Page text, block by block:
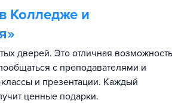
Колледже и
дверей. Это отличная возможность
с преподавателями и
классы и презентации. Каждый
ценные подарки.